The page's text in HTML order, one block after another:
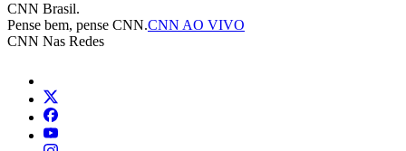
CNN Brasil.
Pense bem, pense CNN.CNN AO VIVO
CNN Nas Redes